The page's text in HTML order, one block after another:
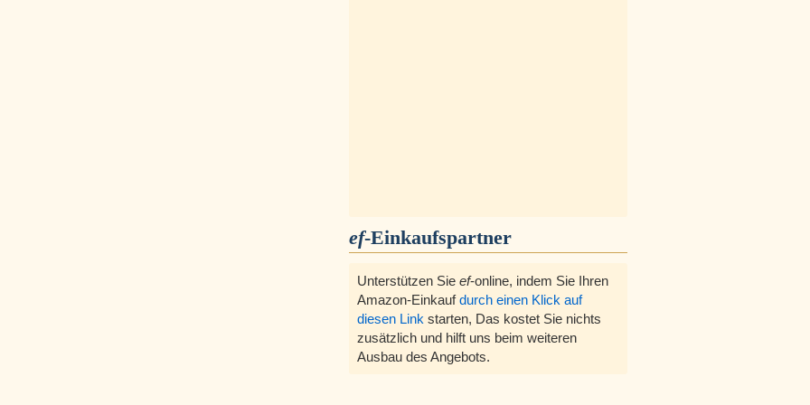
ef-Einkaufspartner
Unterstützen Sie ef-online, indem Sie Ihren
Amazon-Einkaufdurch einen Klick auf
diesen Link starten, Das kostet Sie nichts
zusätzlich und hilft uns beim weiteren
Ausbau des Angebots.